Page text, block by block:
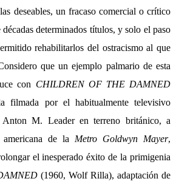
deseables, un fracaso comercial o crítico
determinados títulos, y solo el paso
rehabilitarlos del ostracismo al que
que un ejemplo palmario de esta
con CHILDREN OF THE DAMNED
filmada por el habitualmente televisivo
Anton M. Leader en terreno británico, a
de la Metro Goldwyn Mayer,
el inesperado éxito de la primigenia
(1960, Wolf Rilla), adaptación de